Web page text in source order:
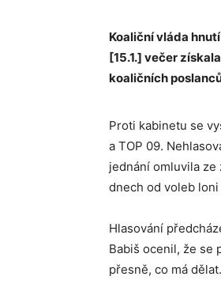
Koaliční vláda
[15.1.] večer
koaličních
Proti kabinetu se
a TOP 09.
jednání omluvila
dnech od voleb
Hlasování
Babiš ocenil, že se
přesně, co má dělat.